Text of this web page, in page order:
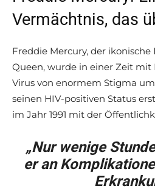
Vermächtnis, das
Freddie Mercury, der ikonische
Queen, wurde in einer Zeit mit
Virus von enormem Stigma
seinen HIV-positiven Status
im Jahr 1991 mit der
„Nur wenige
er an